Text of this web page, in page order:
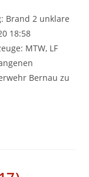
Brand 2 unklare
18:58
MTW, LF
Bernau zu